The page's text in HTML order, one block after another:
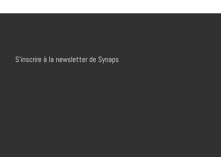
S’inscrire à la newsletter de Synaps